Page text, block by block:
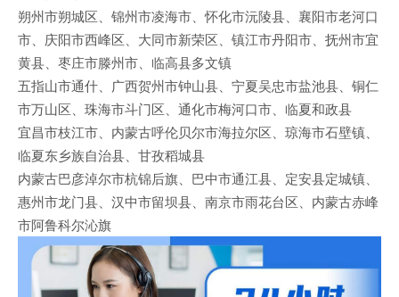
朔州市朔城区、锦州市凌海市、怀化市沅陵县、襄阳市老河口
市、庆阳市西峰区、大同市新荣区、镇江市丹阳市、抚州市宜
黄县、枣庄市滕州市、临高县多文镇
五指山市通什、广西贺州市钟山县、宁夏吴忠市盐池县、铜仁
市万山区、珠海市斗门区、通化市梅河口市、临夏和政县
宜昌市枝江市、内蒙古呼伦贝尔市海拉尔区、琼海市石壁镇、
临夏东乡族自治县、甘孜稻城县
内蒙古巴彦淖尔市杭锦后旗、巴中市通江县、定安县定城镇、
惠州市龙门县、汉中市留坝县、南京市雨花台区、内蒙古赤峰
市阿鲁科尔沁旗